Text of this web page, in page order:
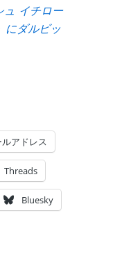
ュ イチロー
にダルビッ
ルアドレス
Threads
Bluesky